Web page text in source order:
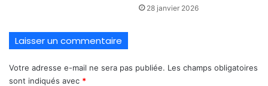
28 janvier 2026
Laisser un commentaire
Votre adresse e-mail ne sera pas publiée. Les champs obligatoires
sont indiqués avec *